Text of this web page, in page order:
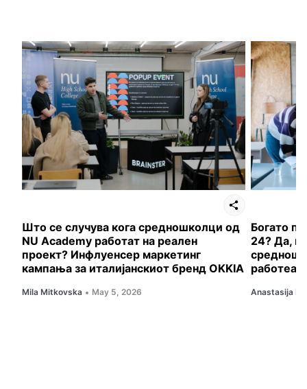
Што се случува кога средношколци од
NU Academy работат на реален
проект? Инфлуенсер маркетинг
кампања за италијанскиот бренд OKKIA
Mila Mitkovska May 5, 2026
Богато
24? Да,
работеа
Anastasija